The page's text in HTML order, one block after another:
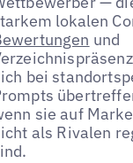
lokalen
und
bei
sie auf
als Rivalen